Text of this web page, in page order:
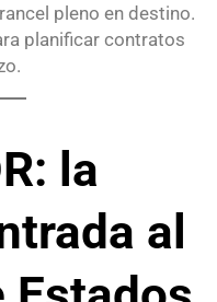
pleno en destino.
planificar contratos
la
al